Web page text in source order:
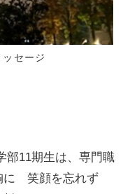
セージ
部11期生は、専門職
に 笑顔を忘れず